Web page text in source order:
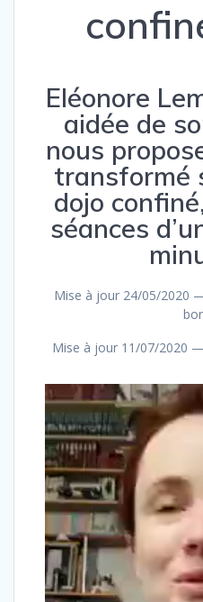
Eléonore
aidée de
nous
transformé
dojo
séances
Mise à jour 24/05/2020
Mise à jour 11/07/2020
Lecteur
vidéo